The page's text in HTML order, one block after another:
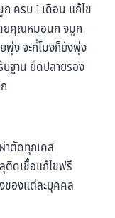
ก ครบ 1 เดือน แก้ไข
ยคุณหมอนก จมูก
พุ่ง จะกี่โมงก็ยังพุ่ง
ฐาน ยืดปลายรอง
าตัดทุกเคส
ติดเชื้อแก้ไขฟรี
ของแต่ละบุคคล